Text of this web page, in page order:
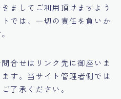
ましてご利用頂けますよう
では、一切の責任を負いか
合せはリンク先に御座いま
す。当サイト管理者側では
了承ください。